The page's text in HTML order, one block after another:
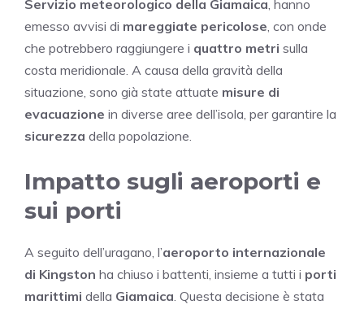
Servizio meteorologico della Giamaica, hanno
emesso avvisi di mareggiate pericolose, con onde
che potrebbero raggiungere i quattro metri sulla
costa meridionale. A causa della gravità della
situazione, sono già state attuate misure di
evacuazione in diverse aree dell’isola, per garantire la
sicurezza della popolazione.
Impatto sugli aeroporti e
sui porti
A seguito dell’uragano, l’aeroporto internazionale
di Kingston ha chiuso i battenti, insieme a tutti i porti
marittimi della Giamaica. Questa decisione è stata